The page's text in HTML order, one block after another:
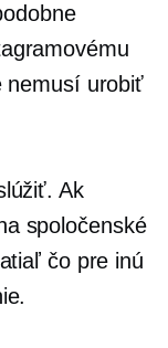
nemusí urobiť
Ak
spoločenské
čo pre inú